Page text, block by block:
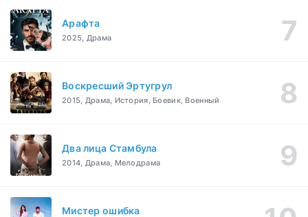
Арафта
2025, Драма
Воскресший Эртугрул
2015, Драма, История, Боевик, Военный
Два лица Стамбула
2014, Драма, Мелодрама
Мистер ошибка